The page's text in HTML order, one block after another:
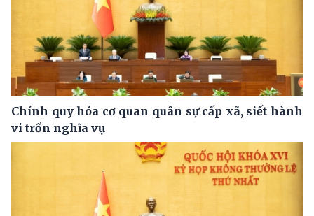
Chính quy hóa cơ quan quân sự cấp xã, siết hành
vi trốn nghĩa vụ